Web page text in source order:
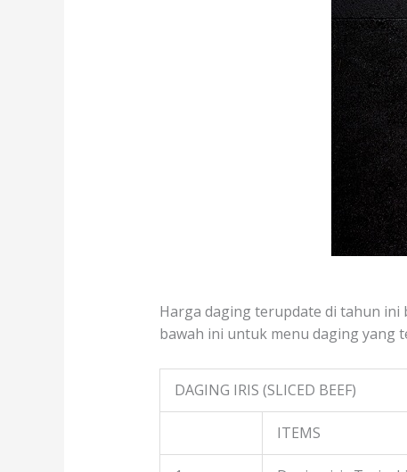
Harga daging terupdate di tahun ini
bawah ini untuk menu daging yang
DAGING IRIS (SLICED BEEF)
ITEMS